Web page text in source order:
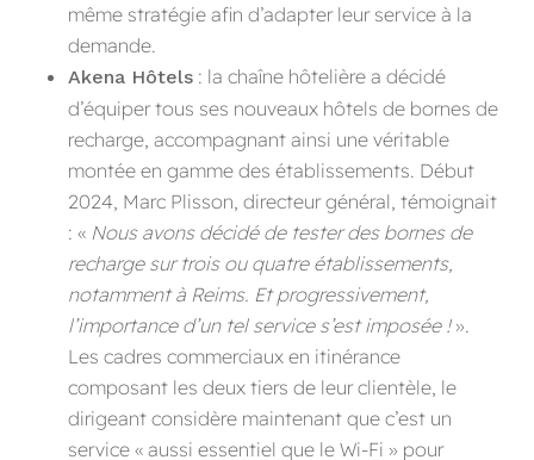
même stratégie afin d’adapter leur service à la
demande.
Akena Hôtels: la chaîne hôtelière a décidé
d’équiper tous ses nouveaux hôtels de bornes de
recharge, accompagnant ainsi une véritable
montée en gamme des établissements. Début
2024, Marc Plisson, directeur général, témoignait
: « Nous avons décidé de tester des bornes de
recharge sur trois ou quatre établissements,
notamment à Reims. Et progressivement,
l’importance d’un tel service s’est imposée ! ».
Les cadres commerciaux en itinérance
composant les deux tiers de leur clientèle, le
dirigeant considère maintenant que c’est un
service « aussi essentiel que le Wi-Fi » pour